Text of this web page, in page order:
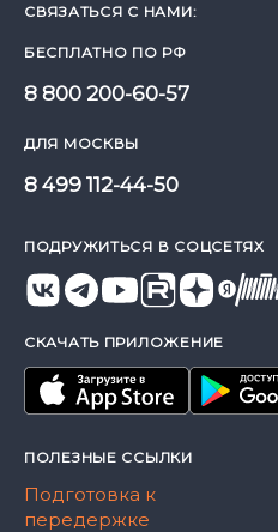
СВЯЗАТЬСЯ С НАМИ:
БЕСПЛАТНО ПО РФ
8 800 200-60-57
ДЛЯ МОСКВЫ
8 499 112-44-50
ПОДРУЖИТЬСЯ В СОЦСЕТЯХ
СКАЧАТЬ ПРИЛОЖЕНИЕ
ПОЛЕЗНЫЕ ССЫЛКИ
Подготовка к
передержке